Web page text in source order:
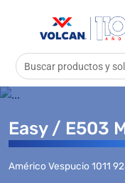
Easy / E503
Américo Vespucio 1011